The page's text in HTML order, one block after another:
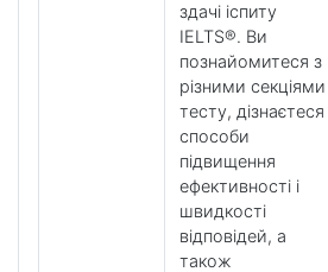
здачі іспиту
IELTS®. Ви
познайомитеся з
різними секціями
тесту, дізнаєтеся
способи
підвищення
ефективності і
швидкості
відповідей, а
також